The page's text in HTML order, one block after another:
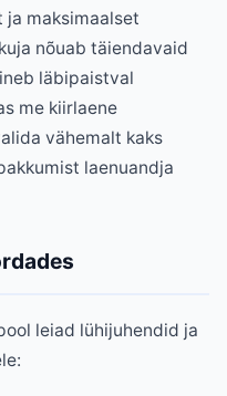
ja maksimaalset
nõuab täiendavaid
läbipaistval
me kiirlaene
vähemalt kaks
laenuandja
leiad lühijuhendid ja